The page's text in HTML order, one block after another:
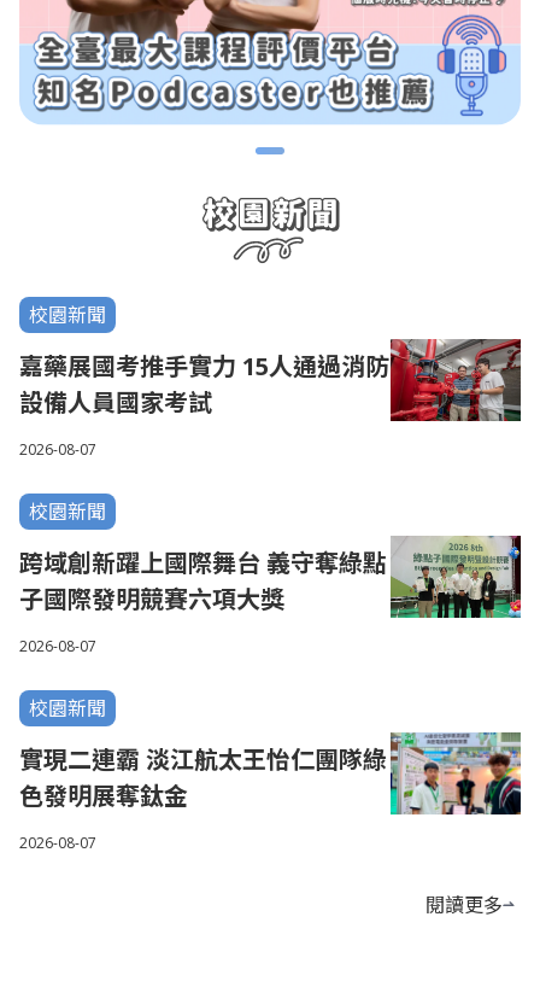
校園新聞
嘉藥展國考推手實力 15人通過消防
設備人員國家考試
2026-08-07
校園新聞
跨域創新躍上國際舞台 義守奪綠點
子國際發明競賽六項大獎
2026-08-07
校園新聞
實現二連霸 淡江航太王怡仁團隊綠
色發明展奪鈦金
2026-08-07
閱讀更多